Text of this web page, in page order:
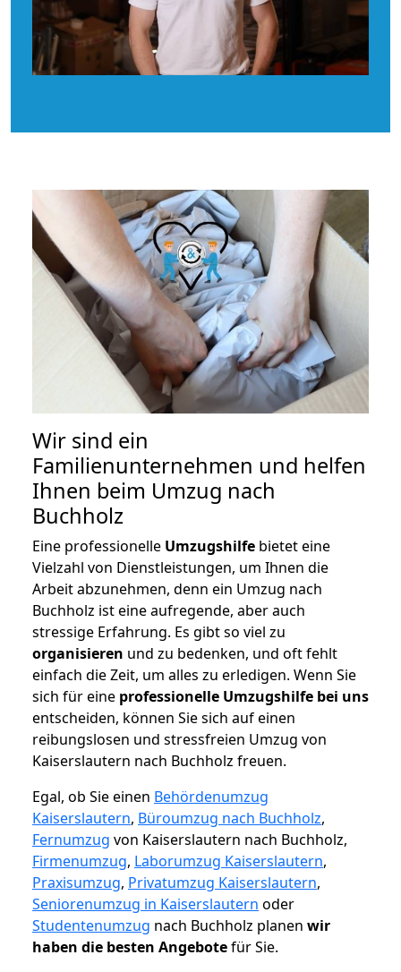
Wir sind ein
Familienunternehmen und helfen
Ihnen beim Umzug nach
Buchholz
Eine professionelle Umzugshilfe bietet eine
Vielzahl von Dienstleistungen, um Ihnen die
Arbeit abzunehmen, denn ein Umzug nach
Buchholz ist eine aufregende, aber auch
stressige Erfahrung. Es gibt so viel zu
organisieren und zu bedenken, und oft fehlt
einfach die Zeit, um alles zu erledigen. Wenn Sie
sich für eine professionelle Umzugshilfe bei uns
entscheiden, können Sie sich auf einen
reibungslosen und stressfreien Umzug von
Kaiserslautern nach Buchholz freuen.
Egal, ob Sie einen Behördenumzug
Kaiserslautern, Büroumzug nach Buchholz,
Fernumzug von Kaiserslautern nach Buchholz,
Firmenumzug, Laborumzug Kaiserslautern,
Praxisumzug, Privatumzug Kaiserslautern,
Seniorenumzug in Kaiserslautern oder
Studentenumzug nach Buchholz planen wir
haben die besten Angebotefür Sie.